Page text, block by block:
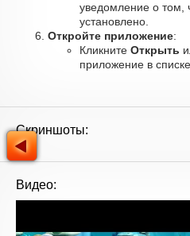
уведомление о том,
установлено.
Откройте приложение:
Кликните Открыть
приложение в
Скриншоты:
Видео: